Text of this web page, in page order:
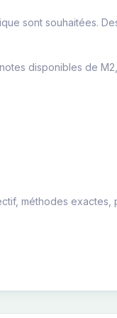
sont souhaitées.
disponibles de
méthodes exactes,